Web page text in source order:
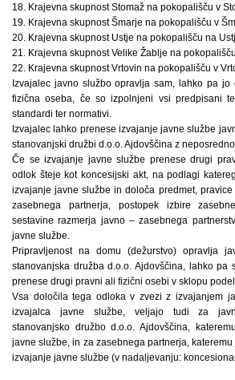
18. Krajevna skupnost Stomaž na pokopališču v
19. Krajevna skupnost Šmarje na pokopališču v
20. Krajevna skupnost Ustje na pokopališču na
21. Krajevna skupnost Velike Žablje na
22. Krajevna skupnost Vrtovin na pokopališču v
Izvajalec javno službo opravlja sam, lahko pa jo
fizična oseba, če so izpolnjeni vsi predpisani
standardi ter normativi.
Izvajalec lahko prenese izvajanje javne službe
stanovanjski družbi d.o.o. Ajdovščina z
Če se izvajanje javne službe prenese drugi
odlok šteje kot koncesijski akt, na podlagi
izvajanje javne službe in določa predmet,
zasebnega partnerja, postopek izbire
sestavine razmerja javno – zasebnega
javne službe.
Pripravljenost na domu (dežurstvo) opravlja
stanovanjska družba d.o.o. Ajdovščina, lahko pa
prenese drugi pravni ali fizični osebi v sklopu
Vsa določila tega odloka v zvezi z izvajanjem
izvajalca javne službe, veljajo tudi za
stanovanjsko družbo d.o.o. Ajdovščina,
javne službe, in za zasebnega partnerja,
izvajanje javne službe (v nadaljevanju: